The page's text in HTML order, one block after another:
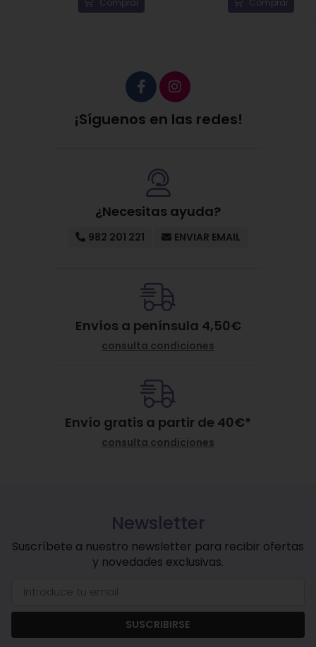
Presentación:Envase de 30 ml.
Glycerin, Polyacrylamide, Butyrospermum Parkii
Butter, Niacinamide, Palmitoyl Pentapeptide-4,
Panthenol, Sodium Hyaluronate, Dunaliella Salina
Extract, Glyceryl Caprylate, C13-14 Isoparaffin,
Palmitoyl Tripeptide-5, Ethylhexylglycerin, Caprylyl
Glutamine, Diamond Powder, Copper Tripeptide-1,
Acrylates/C10-30 Alkyl Acrylate Crosspolymer,
Propanediol, Citric Acid, Benzoic Acid, Benzyl Alcohol.
¡Síguenos en las redes!
¿Necesitas ayuda?
982 201 221 ENVIAR EMAIL
Envíos a península 4,50€
consulta condiciones
Envío gratis a partir de 40€*
consulta condiciones
Newsletter
Suscríbete a nuestro newsletter para recibir ofertas
y novedades exclusivas.
SUSCRIBIRSE